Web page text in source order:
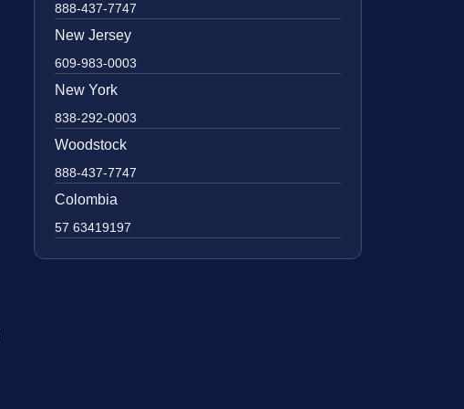
888-437-7747
New Jersey
609-983-0003
New York
838-292-0003
Woodstock
888-437-7747
Colombia
57 63419197